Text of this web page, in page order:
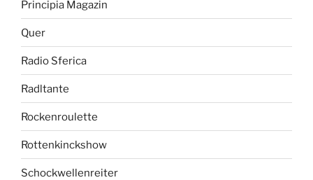
Principia Magazin
Quer
Radio Sferica
Radltante
Rockenroulette
Rottenkinckshow
Schockwellenreiter